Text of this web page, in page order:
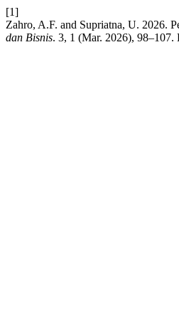
[1]
Zahro, A.F. and Supriatna, U. 2026.
dan Bisnis. 3, 1 (Mar. 2026),